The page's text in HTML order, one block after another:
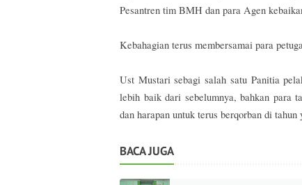
Pesantren tim BMH dan para Agen
Kebahagian terus membersamai para
Ust Mustari sebagi salah satu Panitia
lebih baik dari sebelumnya, bahkan para
dan harapan untuk terus berqorban di
BACA JUGA